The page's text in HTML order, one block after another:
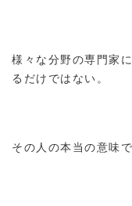
様々な分野の専門家
るだけではない。
その人の本当の意味